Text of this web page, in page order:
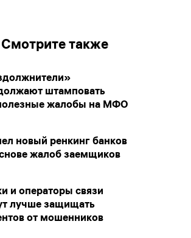
Смотрите также
штамповать
жалобы на МФО
новый ренкинг банков
жалоб заемщиков
и операторы связи
лучше защищать
от мошенников